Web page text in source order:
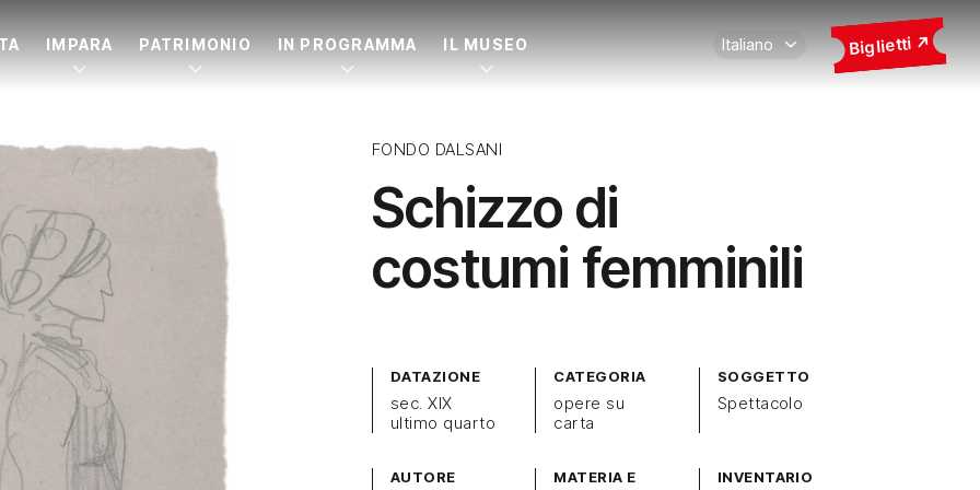
IMPARA PATRIMONIO IN PROGRAMMA IL MUSEO Biglietti
FONDO DALSANI
Schizzo di
costumi femminili
DATAZIONE
sec. XIX
ultimo quarto
CATEGORIA
opere su
carta
SOGGETTO
Spettacolo
AUTORE
MATERIA E
INVENTARIO